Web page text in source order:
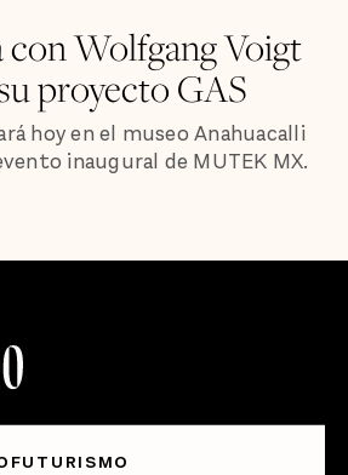
Wolfgang Voigt
proyecto GAS
hoy en el museo Anahuacalli
inaugural de MUTEK MX.